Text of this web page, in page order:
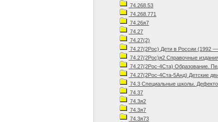
74.268.53
74.268.771
74.26я7
74.27
74.27(2)
74.27(2Рос) Дети в России (1992
74.27(2Рос)я2 Справочные
74.27(2Рос-4Ста) Образование.
74.27(2Рос-4Ста-5Анд) Детские
74.3 Специальные школы.
74.37
74.3я2
74.3я7
74.3я73